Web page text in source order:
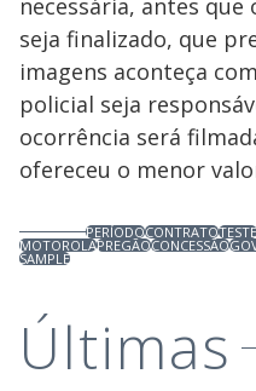
necessária, antes
seja finalizado, que
imagens aconteça
policial seja
ocorrência será
ofereceu o menor
PERÍODOCONTRATOTESTE
MOTOROLAPREGÃOCONCESSÃO
SAMPLE
Últimas